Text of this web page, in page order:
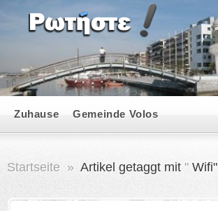
Zuhause Gemeinde Volos
Startseite » Artikel getaggt mit " Wifi"